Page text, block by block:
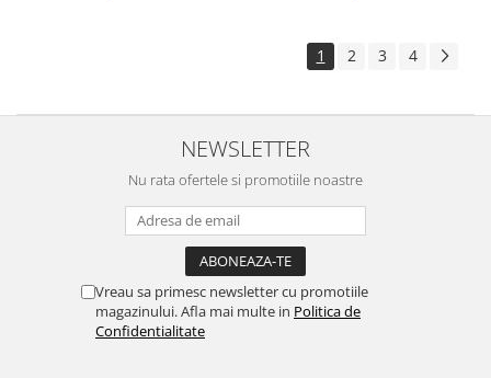
1 2 3 4
NEWSLETTER
Nu rata ofertele si promotiile noastre
Vreau sa primesc newsletter cu promotiile
magazinului. Afla mai multe in Politica de
Confidentialitate